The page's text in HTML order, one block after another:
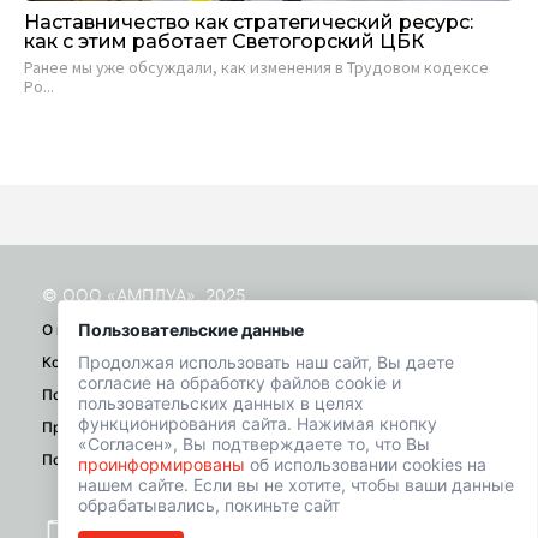
Наставничество как стратегический ресурс:
как с этим работает Светогорский ЦБК
­Ранее мы уже обсуждали, как изменения в Трудовом кодексе
Ро...
Пользовательские данные
Продолжая использовать наш сайт, Вы даете
согласие на обработку файлов cookie и
пользовательских данных в целях
функционирования сайта. Нажимая кнопку
«Согласен», Вы подтверждаете то, что Вы
проинформированы об использовании cookies на
нашем сайте. Если вы не хотите, чтобы ваши данные
обрабатывались, покиньте сайт
© ООО «АМПЛУА», 2025
О проекте
Контакты
Помощь
Правила
Политика конфиденциальности
+7 (901) 518-01-49